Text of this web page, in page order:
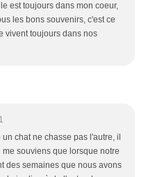
est toujours dans mon coeur,
les bons souvenirs, c'est ce
vivent toujours dans nos
chat ne chasse pas l'autre, il
souviens que lorsque notre
des semaines que nous avons